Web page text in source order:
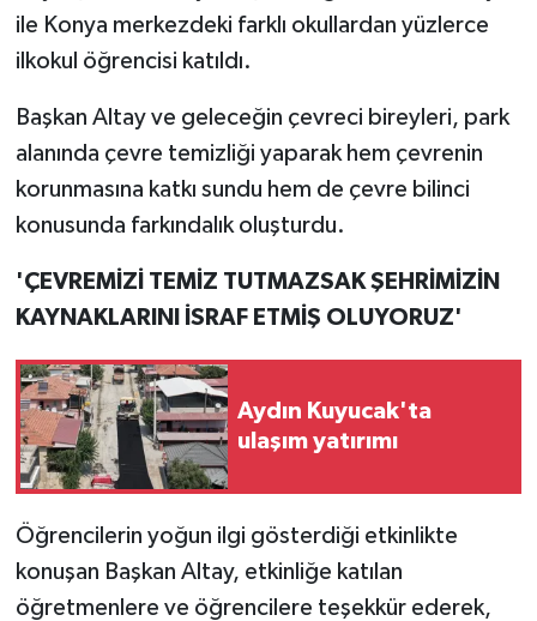
ile Konya merkezdeki farklı okullardan yüzlerce
ilkokul öğrencisi katıldı.
Başkan Altay ve geleceğin çevreci bireyleri, park
alanında çevre temizliği yaparak hem çevrenin
korunmasına katkı sundu hem de çevre bilinci
konusunda farkındalık oluşturdu.
'ÇEVREMİZİ TEMİZ TUTMAZSAK ŞEHRİMİZİN
KAYNAKLARINI İSRAF ETMİŞ OLUYORUZ'
Aydın Kuyucak'ta
ulaşım yatırımı
Öğrencilerin yoğun ilgi gösterdiği etkinlikte
konuşan Başkan Altay, etkinliğe katılan
öğretmenlere ve öğrencilere teşekkür ederek,